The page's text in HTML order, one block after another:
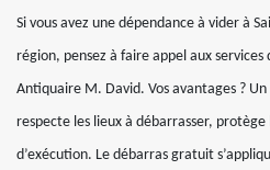
Si vous avez une dépendance à vider à
région, pensez à faire appel aux
Antiquaire M. David. Vos avantages ?
respecte les lieux à débarrasser,
d’exécution. Le débarras gratuit